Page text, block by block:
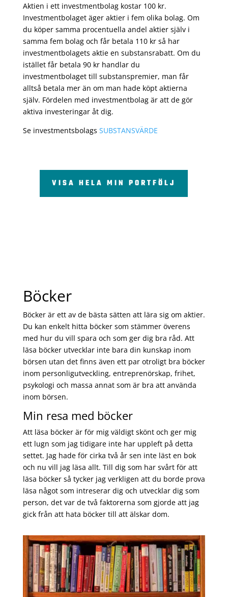
Aktien i ett investmentbolag kostar 100 kr.
Investmentbolaget äger aktier i fem olika bolag. Om
du köper samma procentuella andel aktier själv i
samma fem bolag och får betala 110 kr så har
investmentbolagets aktie en substansrabatt. Om du
istället får betala 90 kr handlar du
investmentbolaget till substanspremier, man får
alltså betala mer än om man hade köpt aktierna
själv. Fördelen med investmentbolag är att de gör
aktiva investeringar åt dig.
Se investmentsbolags SUBSTANSVÄRDE
VISA HELA MIN PORTFÖLJ
Böcker
Böcker är ett av de bästa sätten att lära sig om aktier.
Du kan enkelt hitta böcker som stämmer överens
med hur du vill spara och som ger dig bra råd. Att
läsa böcker utvecklar inte bara din kunskap inom
börsen utan det finns även ett par otroligt bra böcker
inom personligutveckling, entreprenörskap, frihet,
psykologi och massa annat som är bra att använda
inom börsen.
Min resa med böcker
Att läsa böcker är för mig väldigt skönt och ger mig
ett lugn som jag tidigare inte har uppleft på detta
settet. Jag hade för cirka två år sen inte läst en bok
och nu vill jag läsa allt. Till dig som har svårt för att
läsa böcker så tycker jag verkligen att du borde prova
läsa något som intreserar dig och utvecklar dig som
person, det var de två faktorerna som gjorde att jag
gick från att hata böcker till att älskar dom.